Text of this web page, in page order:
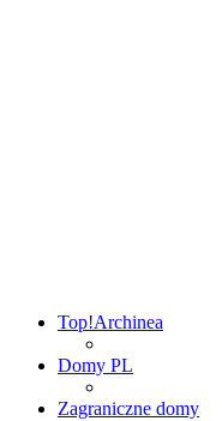
Top!Archinea
Domy PL
Zagraniczne domy